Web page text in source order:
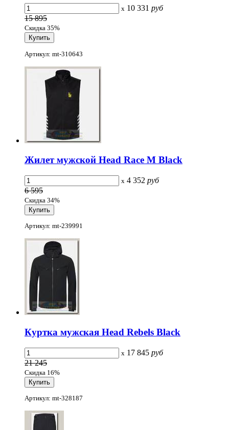
x 10 331 руб
15 895
Скидка 35%
Артикул: mt-310643
Жилет мужской Head Race M Black
x 4 352 руб
6 595
Скидка 34%
Артикул: mt-239991
Куртка мужская Head Rebels Black
x 17 845 руб
21 245
Скидка 16%
Артикул: mt-328187